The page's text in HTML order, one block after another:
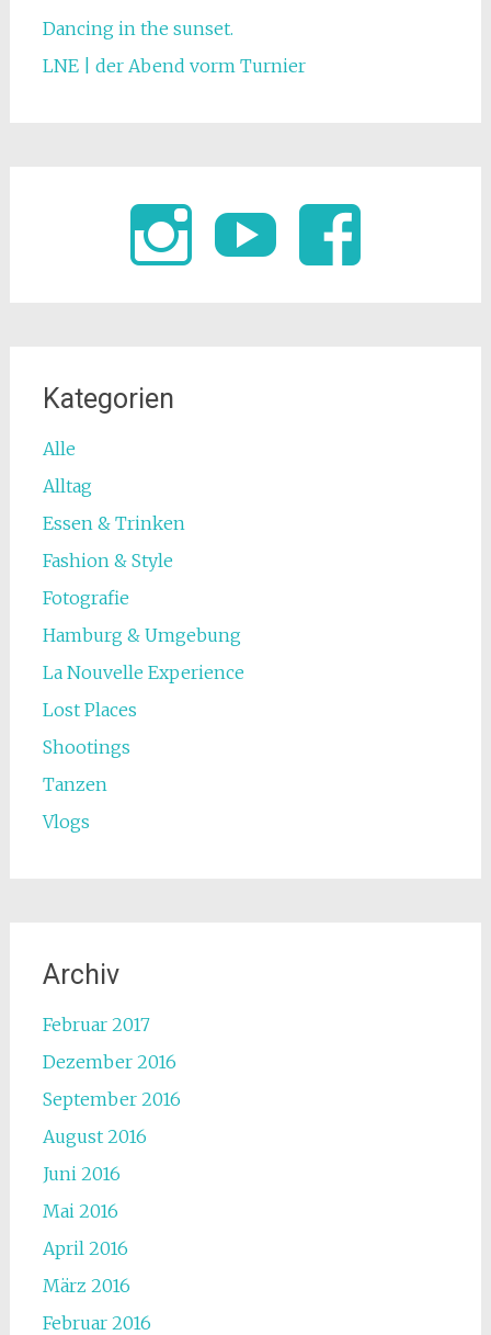
Dancing in the sunset.
LNE | der Abend vorm Turnier
Kategorien
Alle
Alltag
Essen & Trinken
Fashion & Style
Fotografie
Hamburg & Umgebung
La Nouvelle Experience
Lost Places
Shootings
Tanzen
Vlogs
Archiv
Februar 2017
Dezember 2016
September 2016
August 2016
Juni 2016
Mai 2016
April 2016
März 2016
Februar 2016